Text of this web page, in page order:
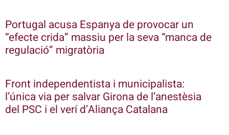
Portugal acusa Espanya de provocar un
“efecte crida” massiu per la seva “manca de
regulació” migratòria
Front independentista i municipalista:
l’única via per salvar Girona de l’anestèsia
del PSC i el verí d’Aliança Catalana